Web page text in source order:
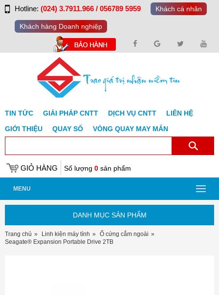
Hotline: (024) 3.7911.966 / 056789 5959 Khách cá nhân
Khách hàng Doanh nghiệp
TIN TỨC GIẢI PHÁP CNTT DỊCH VỤ CNTT
LIÊN HỆ
GIỚI THIỆU
QUAY SỐ VÒNG QUAY MAY MẮN
GIỎ HÀNG Số lượng 0 sản phẩm
MENU
DANH MỤC SẢN PHẨM
Trang chủ Linh kiện máy tính
Ổ cứng cắm ngoài
Seagate® Expansion Portable Drive 2TB